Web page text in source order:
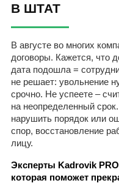
В ШТАТ
В августе во многих
договоры. Кажется, что
дата подошла =
не решает: увольнение
срочно. Не успеете –
на неопределенный
нарушить порядок или
спор, восстановление
лицу.
Эксперты Kadrovik
которая поможет